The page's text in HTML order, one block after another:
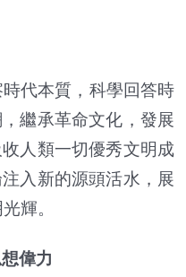
代本質，科學回答時
繼承革命文化，發展
人類一切優秀文明成
入新的源頭活水，展
輝。
偉力